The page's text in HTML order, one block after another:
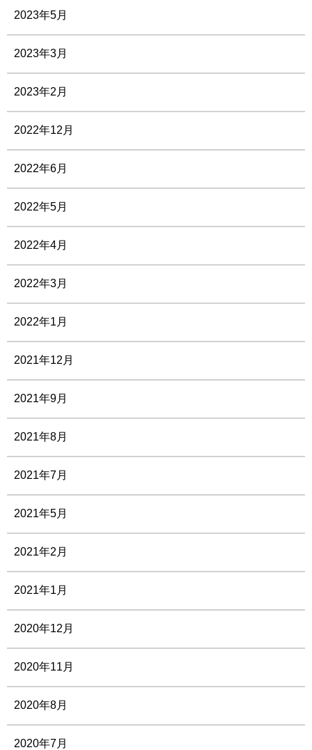
2023年5月
2023年3月
2023年2月
2022年12月
2022年6月
2022年5月
2022年4月
2022年3月
2022年1月
2021年12月
2021年9月
2021年8月
2021年7月
2021年5月
2021年2月
2021年1月
2020年12月
2020年11月
2020年8月
2020年7月